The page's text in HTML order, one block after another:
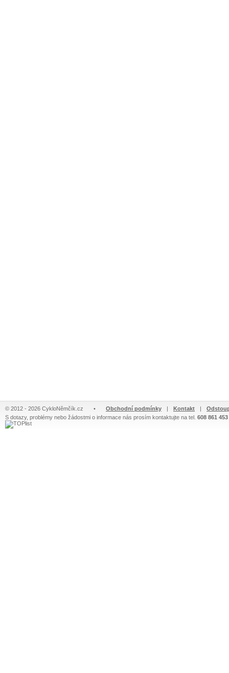
© 2012 - 2026 CykloNěmčík.cz • Obchodní podmínky | Kontakt |
S dotazy, problémy nebo žádostmi o informace nás prosím kontaktujte na tel. 608 861 453